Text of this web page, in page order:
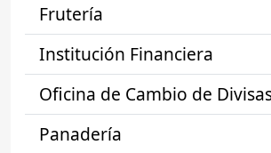
Frutería
Institución Financiera
Oficina de Cambio de
Panadería